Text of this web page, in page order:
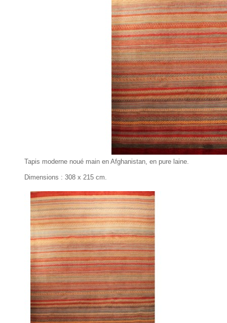
Tapis moderne noué main en Afghanistan, en pure laine.
Dimensions : 308 x 215 cm.